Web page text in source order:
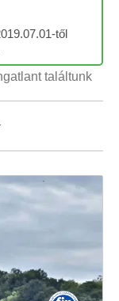
től
találtunk